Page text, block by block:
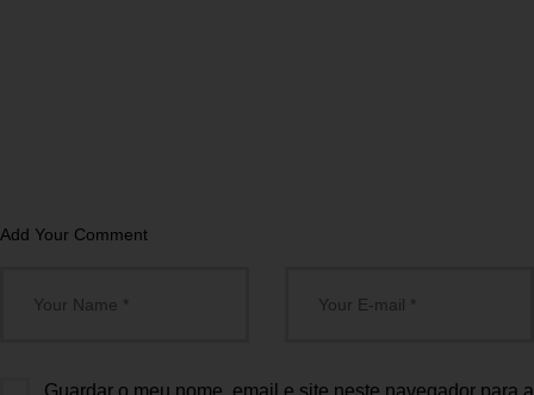
Add Your Comment
Guardar o meu nome, email e site neste navegador para a